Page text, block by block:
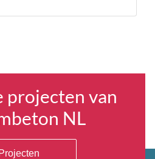
projecten van
NL
Projecten